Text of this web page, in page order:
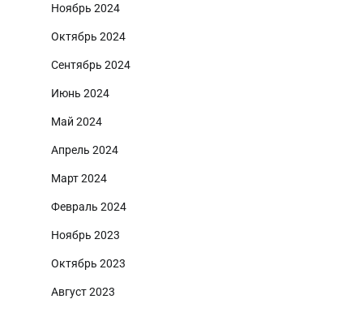
Ноябрь 2024
Октябрь 2024
Сентябрь 2024
Июнь 2024
Май 2024
Апрель 2024
Март 2024
Февраль 2024
Ноябрь 2023
Октябрь 2023
Август 2023